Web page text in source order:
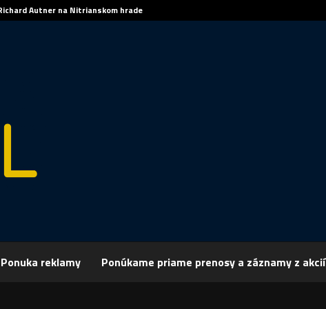
Autner na Nitrianskom hrade
Ponuka reklamy Ponúkame priame prenosy a záznamy z akcií